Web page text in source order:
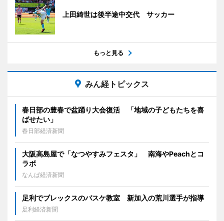
上田綺世は後半途中交代 サッカー
もっと見る
みん経トピックス
春日部の豊春で盆踊り大会復活 「地域の子どもたちを喜
ばせたい」
春日部経済新聞
大阪高島屋で「なつやすみフェスタ」 南海やPeachとコ
ラボ
なんば経済新聞
足利でブレックスのバスケ教室 新加入の荒川選手が指導
足利経済新聞